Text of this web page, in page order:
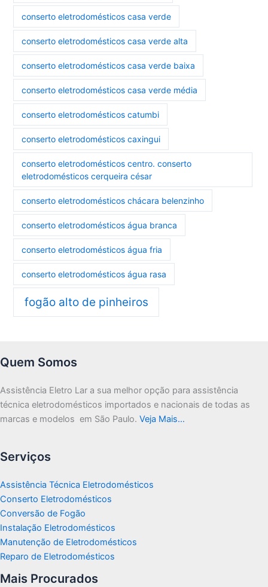
conserto eletrodomésticos casa verde
conserto eletrodomésticos casa verde alta
conserto eletrodomésticos casa verde baixa
conserto eletrodomésticos casa verde média
conserto eletrodomésticos catumbi
conserto eletrodomésticos caxingui
conserto eletrodomésticos centro. conserto
eletrodomésticos cerqueira césar
conserto eletrodomésticos chácara belenzinho
conserto eletrodomésticos água branca
conserto eletrodomésticos água fria
conserto eletrodomésticos água rasa
fogão alto de pinheiros
Quem Somos
Assistência Eletro Lar a sua melhor opção para assistência
técnica eletrodomésticos importados e nacionais de todas as
marcas e modelos em São Paulo. Veja Mais…
Serviços
Assistência Técnica Eletrodomésticos
Conserto Eletrodomésticos
Conversão de Fogão
Instalação Eletrodomésticos
Manutenção de Eletrodomésticos
Reparo de Eletrodomésticos
Mais Procurados